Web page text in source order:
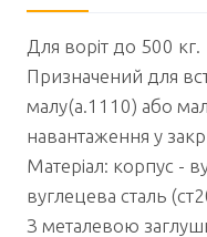
Для воріт до 500 кг.
Призначений для
малу(а.1110) або
навантаження у
Матеріал: корпус -
вуглецева сталь
З металевою